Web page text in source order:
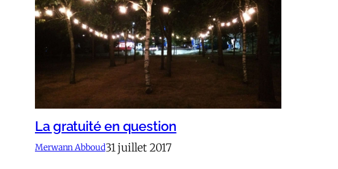
La gratuité en question
Merwann Abboud31 juillet 2017